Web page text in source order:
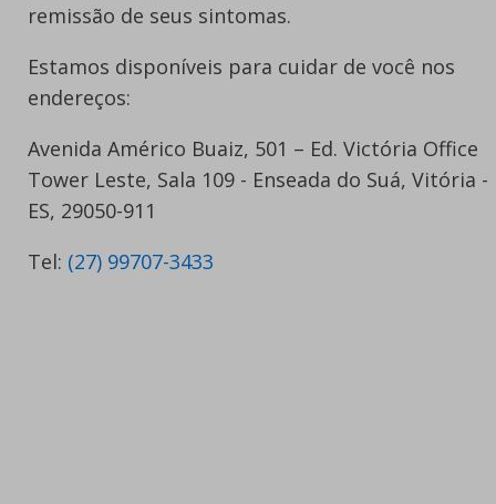
remissão de seus sintomas.
Estamos disponíveis para cuidar de você nos
endereços:
Avenida Américo Buaiz, 501 – Ed. Victória Office
Tower Leste, Sala 109 - Enseada do Suá, Vitória -
ES, 29050-911
Tel: (27) 99707-3433